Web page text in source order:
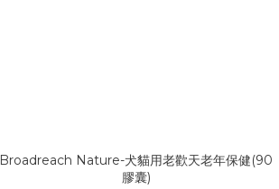
Broadreach Nature-犬貓用老歡天老年保健(90
膠囊)